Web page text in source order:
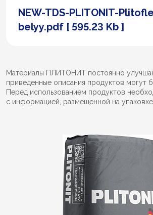
NEW-TDS-PLITONIT-
belyy.pdf [ 595.23 Kb ]
Материалы ПЛИТОНИТ постоянно
приведенные описания продуктов могут
Перед использованием продуктов
с информацией, размещенной на упаковке.